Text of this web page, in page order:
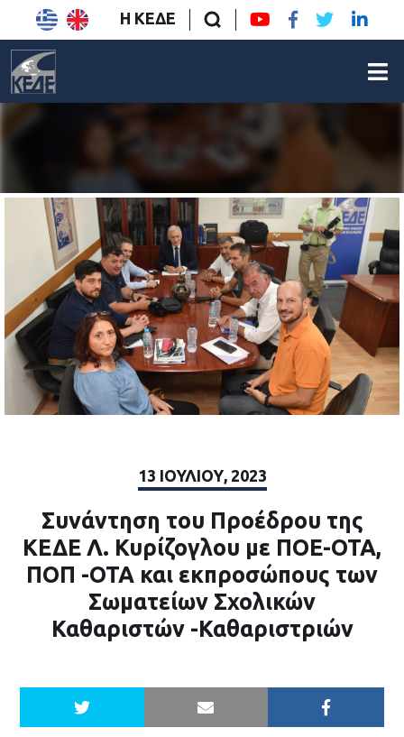
Η ΚΕΔΕ
13 ΙΟΥΛΊΟΥ, 2023
Συνάντηση του Προέδρου της
ΚΕΔΕ Λ. Κυρίζογλου με ΠΟΕ-ΟΤΑ,
ΠΟΠ -ΟΤΑ και εκπροσώπους των
Σωματείων Σχολικών
Καθαριστών -Καθαριστριών